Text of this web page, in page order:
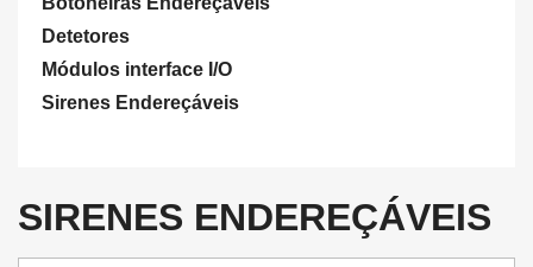
Detetores
Módulos interface I/O
Sirenes Endereçáveis
SIRENES ENDEREÇÁVEIS